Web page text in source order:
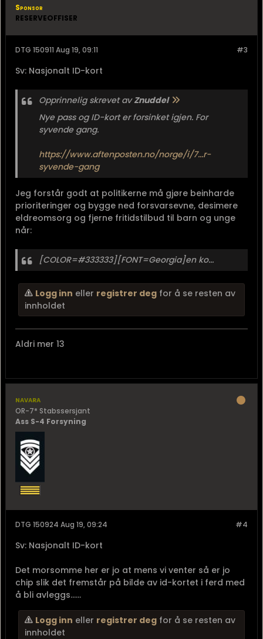
Sponsor
RESERVEOFFISER
#3
DTG 150911 Aug 19, 09:11
Sv: Nasjonalt ID-kort
Opprinnelig skrevet avZnuddel
Nye pass og ID-kort er forsinket igjen. For
syvende gang.
https://www.aftenposten.no/norge/i/7...r-
syvende-gang
Jeg forstår godt at politikerne må gjøre beinharde
prioriteringer og bygge ned forsvarsevne, desimere
eldreomsorg og fjerne fritidstilbud til barn og unge
når:
[COLOR=#333333][FONT=Georgia]en ko...
Logg inn eller registrer deg for å se resten av
innholdet
Aldri mer 13
navara
OR-7* Stabssersjant
Ass S-4 Forsyning
#4
DTG 150924 Aug 19, 09:24
Sv: Nasjonalt ID-kort
Det morsomme her er jo at mens vi venter så er jo
chip slik det fremstår på bilde av id-kortet i ferd med
å bli avleggs......
Logg inn eller registrer deg for å se resten av
innholdet